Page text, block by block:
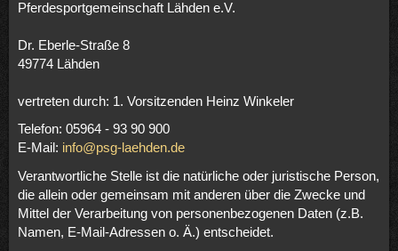
Pferdesportgemeinschaft Lähden e.V.
Dr. Eberle-Straße 8
49774 Lähden
vertreten durch: 1. Vorsitzenden Heinz Winkeler
Telefon: 05964 - 93 90 900
E-Mail: info@psg-laehden.de
Verantwortliche Stelle ist die natürliche oder juristische Person,
die allein oder gemeinsam mit anderen über die Zwecke und
Mittel der Verarbeitung von personenbezogenen Daten (z.B.
Namen, E-Mail-Adressen o. Ä.) entscheidet.